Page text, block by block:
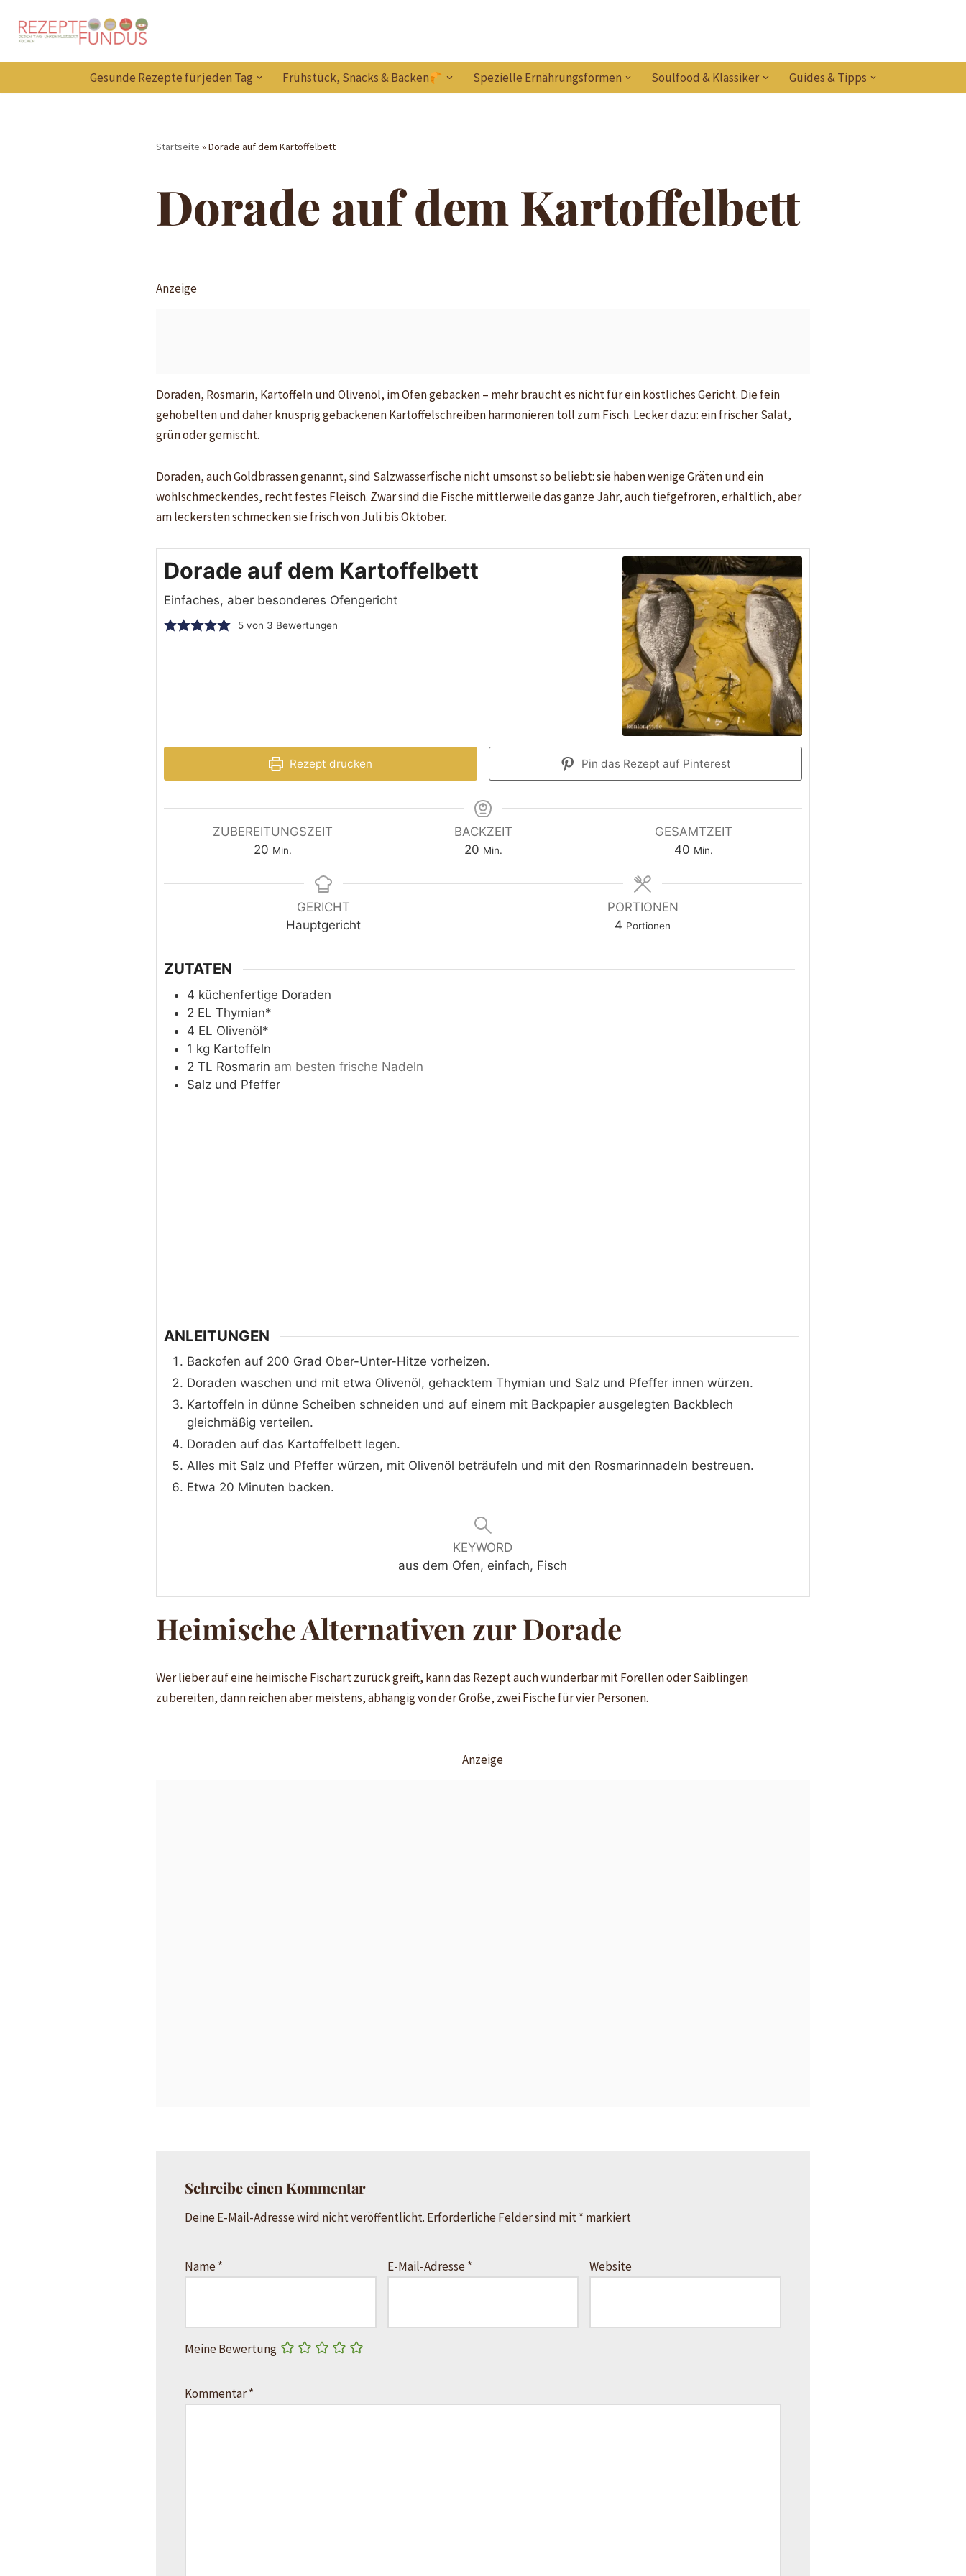
Zum
Inhalt
Gesunde Rezepte für jeden Tag Frühstück, Snacks & Backen Spezielle Ernährungsformen Soulfood & Klassiker Guides & Tipps
Startseite » Dorade auf dem Kartoffelbett
Dorade auf dem Kartoffelbett
Anzeige
Doraden, Rosmarin, Kartoffeln und Olivenöl, im Ofen gebacken – mehr braucht es nicht für ein köstliches Gericht. Die fein
gehobelten und daher knusprig gebackenen Kartoffelschreiben harmonieren toll zum Fisch. Lecker dazu: ein frischer Salat,
grün oder gemischt.
Doraden, auch Goldbrassen genannt, sind Salzwasserfische nicht umsonst so beliebt: sie haben wenige Gräten und ein
wohlschmeckendes, recht festes Fleisch. Zwar sind die Fische mittlerweile das ganze Jahr, auch tiefgefroren, erhältlich, aber
am leckersten schmecken sie frisch von Juli bis Oktober.
Dorade auf dem Kartoffelbett
Einfaches, aber besonderes Ofengericht
5 von 3 Bewertungen
Rezept drucken Pin das Rezept auf Pinterest
ZUBEREITUNGSZEIT
20 Min.
BACKZEIT
20 Min.
GESAMTZEIT
40 Min.
GERICHT
Hauptgericht
PORTIONEN
4 Portionen
ZUTATEN
4 küchenfertige Doraden
2 EL Thymian*
4 EL Olivenöl*
1 kg Kartoffeln
2 TL Rosmarin am besten frische Nadeln
Salz und Pfeffer
ANLEITUNGEN
Backofen auf 200 Grad Ober-Unter-Hitze vorheizen.
Doraden waschen und mit etwa Olivenöl, gehacktem Thymian und Salz und Pfeffer innen würzen.
Kartoffeln in dünne Scheiben schneiden und auf einem mit Backpapier ausgelegten Backblech
gleichmäßig verteilen.
Doraden auf das Kartoffelbett legen.
Alles mit Salz und Pfeffer würzen, mit Olivenöl beträufeln und mit den Rosmarinnadeln bestreuen.
Etwa 20 Minuten backen.
KEYWORD
aus dem Ofen, einfach, Fisch
Heimische Alternativen zur Dorade
Wer lieber auf eine heimische Fischart zurück greift, kann das Rezept auch wunderbar mit Forellen oder Saiblingen
zubereiten, dann reichen aber meistens, abhängig von der Größe, zwei Fische für vier Personen.
Anzeige
Schreibe einen Kommentar
Deine E-Mail-Adresse wird nicht veröffentlicht. Erforderliche Felder sind mit* markiert
Name* E-Mail-Adresse* Website
Meine Bewertung
Kommentar*